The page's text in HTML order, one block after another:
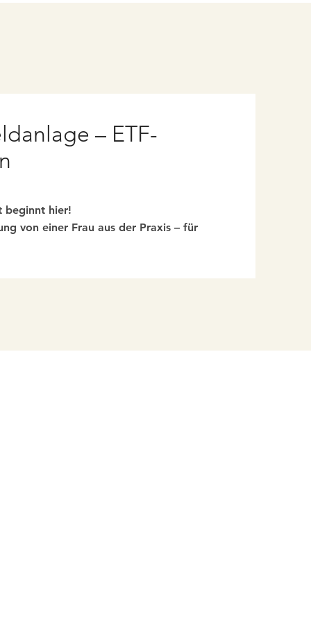
– ETF-
beginnt hier!
von einer Frau aus der Praxis – für